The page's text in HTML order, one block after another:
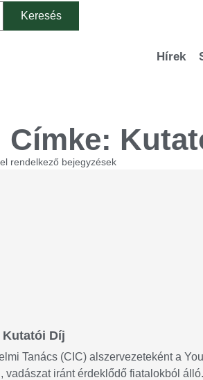
Hírek
Címke:
rendelkező bejegyzések
Kutatói Díj
Tanács (CIC) alszervezeteként a
vadászat iránt érdeklődő fiatalokból